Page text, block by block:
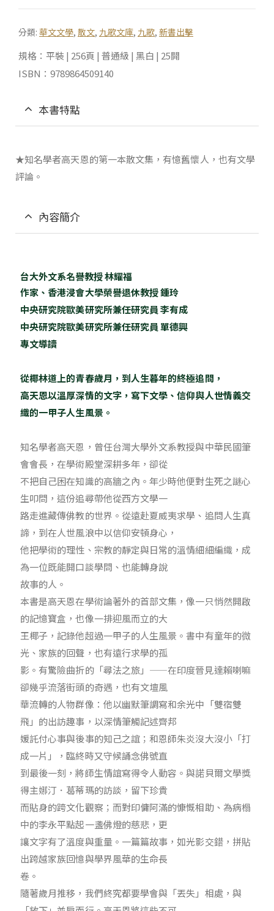
分類: 華文文學, 散文, 九歌文庫, 九歌, 新書出擊
規格：平裝 | 256頁 | 普通級 | 黑白 | 25開
ISBN：9789864509140
本書特點
★知名學者高天恩的第一本散文集，有憶舊懷人，也有文學
評論。
內容簡介
台大外文系名譽教授林耀福
作家、香港浸會大學榮譽退休教授鍾玲
中央研究院歐美研究所兼任研究員 李有成
中央研究院歐美研究所兼任研究員 單德興
專文導讀
從椰林道上的青春歲月，到人生暮年的終極追問，
高天恩以溫厚深情的文字，寫下文學、信仰與人世情義交
織的一甲子人生風景。
知名學者高天恩，曾任台灣大學外文系教授與中華民國筆
會會長，在學術殿堂深耕多年，卻從
不把自己困在知識的高牆之內。年少時他便對生死之謎心
生叩問，這份追尋帶他從西方文學一
路走進藏傳佛教的世界。從遠赴夏威夷求學、追問人生真
諦，到在人世風浪中以信仰安頓身心，
他把學術的理性、宗教的靜定與日常的溫情細細編織，成
為一位既能開口談學問、也能轉身說
故事的人。
本書是高天恩在學術論著外的首部文集，像一只悄然開啟
的記憶寶盒，也像一排迎風而立的大
王椰子，記錄他超過一甲子的人生風景。書中有童年的微
光、家族的回聲，也有遠行求學的孤
影。有驚險曲折的「尋法之旅」——在印度晉見達賴喇嘛
卻幾乎流落街頭的奇遇，也有文壇風
華流轉的人物群像：他以幽默筆調寫和余光中「雙宿雙
飛」的出訪趣事，以深情筆觸記述齊邦
媛託付心事與後事的知己之誼；和恩師朱炎沒大沒小「打
成一片」，臨終時又守候誦念佛號直
到最後一刻，將師生情誼寫得令人動容。與諾貝爾文學獎
得主娜汀．葛蒂瑪的訪談，留下珍貴
而貼身的跨文化觀察；而對印傭阿滿的慷慨相助、為病榻
中的李永平點起一盞佛燈的慈悲，更
讓文字有了溫度與重量。一篇篇故事，如光影交錯，拼貼
出跨越家族回憶與學界風華的生命長
卷。
隨著歲月推移，我們終究都要學會與「丟失」相處，與